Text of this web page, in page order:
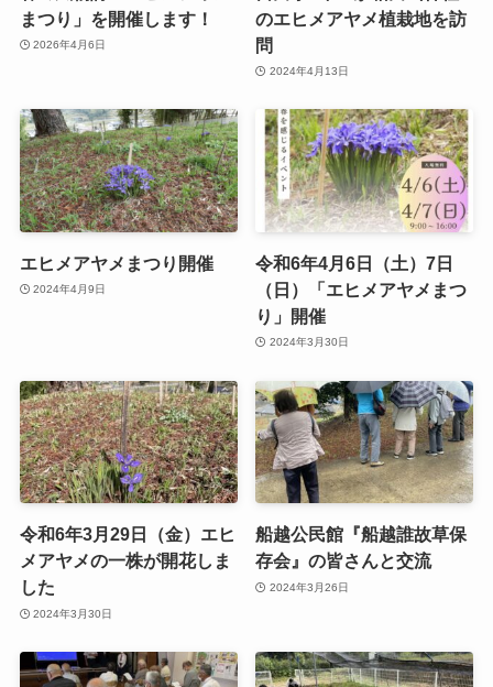
まつり」を開催します！
2026年4月6日
のエヒメアヤメ植栽地を訪
問
2024年4月13日
エヒメアヤメまつり開催
2024年4月9日
令和6年4月6日（土）7日
（日）「エヒメアヤメまつ
り」開催
2024年3月30日
令和6年3月29日（金）エヒ
メアヤメの一株が開花しま
した
2024年3月30日
船越公民館『船越誰故草保
存会』の皆さんと交流
2024年3月26日